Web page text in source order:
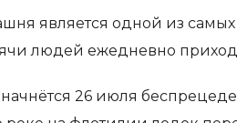
является одной из
людей ежедневно
26 июля